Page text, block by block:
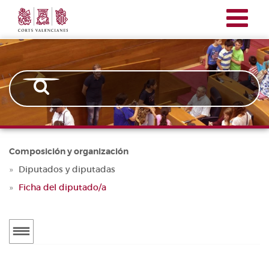
Pasar
contenido
principal
Corts
Valencianes
Composición y organización
Diputados y diputadas
Ficha del diputado/a
Menú